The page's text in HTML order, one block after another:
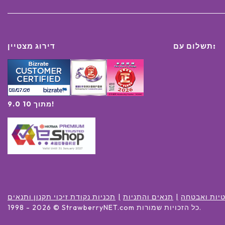
דירוג מצטיין
9.0 מתוך 10!
תשלום עם:
ואבטחה תנאים והתניות
תכניות נקודת זיכוי תקנון ותנאים
1998 - 2026 © StrawberryNET.com כל הזכויות שמורות.